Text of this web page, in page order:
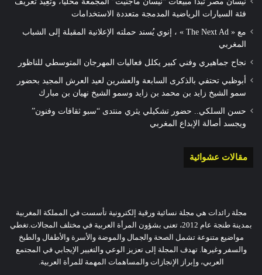
فئة السيارات الرياضية المدمجة متعددة الاستخدامات
مع « The Next Ad » ، إنوي يُسند حملته الإعلانية المقبلة إلى الشباب
المغربي
نجاح جماهيري وفني كبير يكلل فعاليات المهرجان المتوسطي للناظور
أبوظبي تحتفي بالذكرى السابعة والعشرين لعيد العرش المجيد بحضور
سمو الشيخ زايد بن محمد بن زايد وسمو الشيخ نهيان بن مبارك
حسن السلكي.. حضور تشكيلي يثري منتدى “سبو ثقافات وفنون”
ويجسد أصالة الإبداع المغربي
مقالات عشوائية
مجلة رائدات هي مجلة نسائية ورقية إلكترونية تأسست في المملكة المغربية
بمدينة طنجة عام 2012، تعنى بشؤون المرأة العربية في مختلف المجالات.تغطي
مواضيع متنوعة تشمل الصحة والجمال والموضة والأسرة والأطفال والطبخ
والسفر وغيرها. تهدف المجلة إلى تعزيز الوعي والتغيير الإيجابي في المجتمع
العربي، وإبراز الإنجازات والمساهمات المهمة للمرأة العربية.